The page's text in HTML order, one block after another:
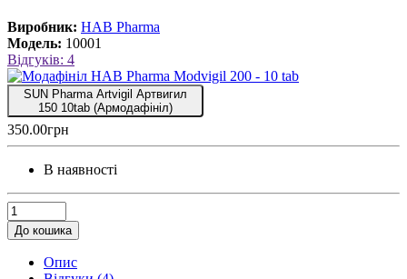
Виробник: HAB Pharma
Модель: 10001
Відгуків: 4
SUN Pharma Artvigil Артвигил
150 10tab (Армодафініл)
350.00грн
В наявності
До кошика
Опис